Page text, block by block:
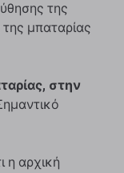
της
μπαταρίας
στην
η αρχική